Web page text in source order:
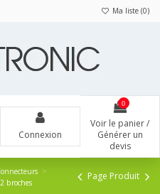
Ma liste (0)
Connexion
0
Voir le panier /
Générer un
devis
broches
Page Produit